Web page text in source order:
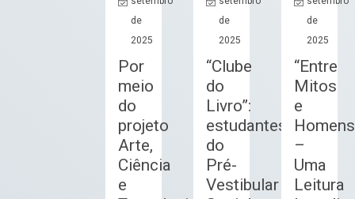
de
2025
Por
meio
do
projeto
Arte,
Ciência
e
de
2025
“Clube
do
Livro”:
estudantes
do
Pré-
Vestibular
de
2025
“Entre
Mitos
e
Homens
–
Uma
Leitura